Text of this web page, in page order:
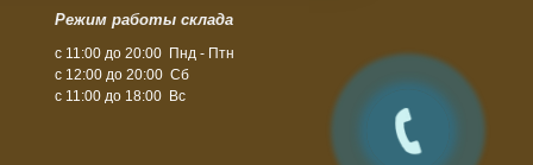
Режим работы склада
с 11:00 до 20:00 Пнд - Птн
с 12:00 до 20:00 Сб
c 11:00 до 18:00 Вс